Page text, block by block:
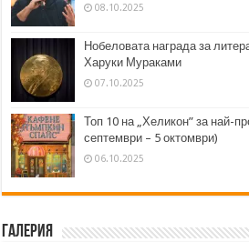
08.10.2025
Нобеловата награда за
Харуки Мураками
07.10.2025
Топ 10 на „Хеликон” за най-
септември – 5 октомври)
06.10.2025
Галерия